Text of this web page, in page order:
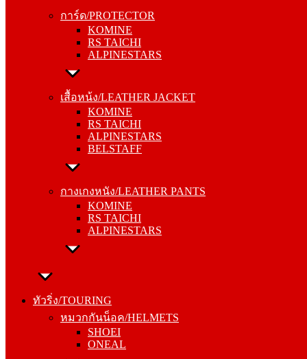
การ์ด/PROTECTOR
KOMINE
RS TAICHI
ALPINESTARS
เสื้อหน้ง/LEATHER JACKET
KOMINE
RS TAICHI
ALPINESTARS
BELSTAFF
กางเกงหนัง/LEATHER PANTS
KOMINE
RS TAICHI
ALPINESTARS
ทัวริ่ง/TOURING
หมวกกันน็อค/HELMETS
SHOEI
ONEAL
RS TAICHI
ALPINESTARS
เสื้อหน้ง/LEATHER JACKET
RS TAICHI
ALPINESTARS
BELSTAFF
กางเกงหนัง/LEATHER PANTS
RS TAICHI
ALPINESTARS
ทัวริ่ง/TOURING
SHOEI
ONEAL